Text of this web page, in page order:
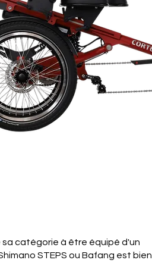
catégorie à être équipé d'un
STEPS ou Bafang est bien